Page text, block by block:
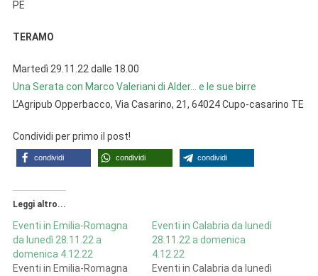
PE
TERAMO
Martedì 29.11.22 dalle 18.00
Una Serata con Marco Valeriani di Alder… e le sue birre
L’Agripub Opperbacco, Via Casarino, 21, 64024 Cupo-casarino TE
Condividi per primo il post!
condividi condividi condividi
Leggi altro...
Eventi in Emilia-Romagna
da lunedì 28.11.22 a
domenica 4.12.22
Eventi in Emilia-Romagna
Eventi in Calabria da lunedì
28.11.22 a domenica
4.12.22
Eventi in Calabria da lunedì